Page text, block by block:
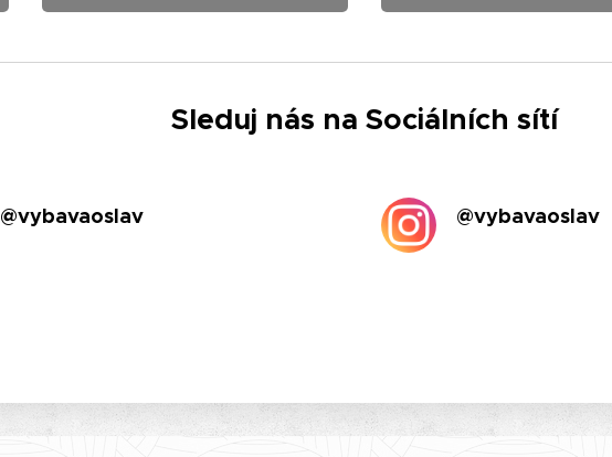
Sleduj nás na Sociálních sítí
@vybavaoslav @vybavaoslav